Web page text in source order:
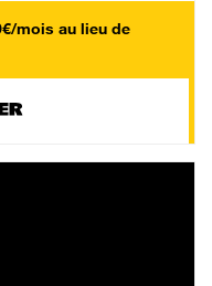
mois au lieu de